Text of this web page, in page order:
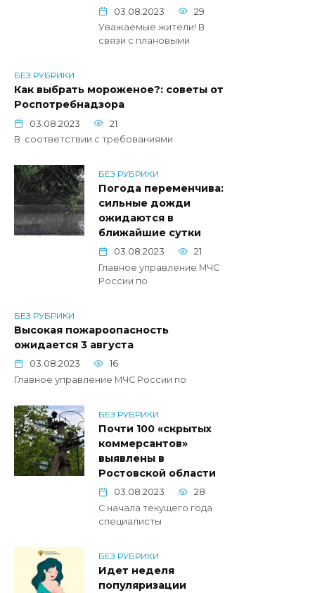
03.08.2023
29
Уважаемые жители! В
связи с плановыми
БЕЗ РУБРИКИ
Как выбрать мороженое?: советы от
Роспотребнадзора
03.08.2023
21
В соответствии с требованиями
БЕЗ РУБРИКИ
Погода переменчива:
сильные дожди
ожидаются в
ближайшие сутки
03.08.2023
21
Главное управление МЧС
России по
БЕЗ РУБРИКИ
Высокая пожароопасность
ожидается 3 августа
03.08.2023
16
Главное управление МЧС России по
БЕЗ РУБРИКИ
Почти 100 «скрытых
коммерсантов»
выявлены в
Ростовской области
03.08.2023
28
С начала текущего года
специалисты
БЕЗ РУБРИКИ
Идет неделя
популяризации